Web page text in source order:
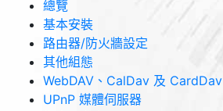
總覽
基本安裝
路由器/防火牆設定
其他組態
WebDAV、CalDav 及 CardDav
UPnP 媒體伺服器